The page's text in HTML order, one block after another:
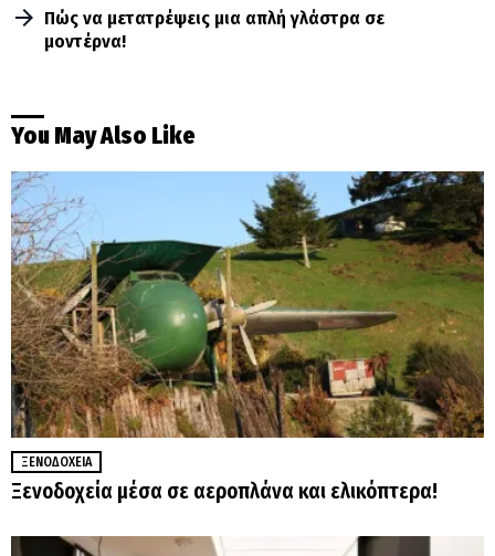
Πώς να μετατρέψεις μια απλή γλάστρα σε
μοντέρνα!
You May Also Like
ΞΕΝΟΔΟΧΕΊΑ
Ξενοδοχεία μέσα σε αεροπλάνα και ελικόπτερα!